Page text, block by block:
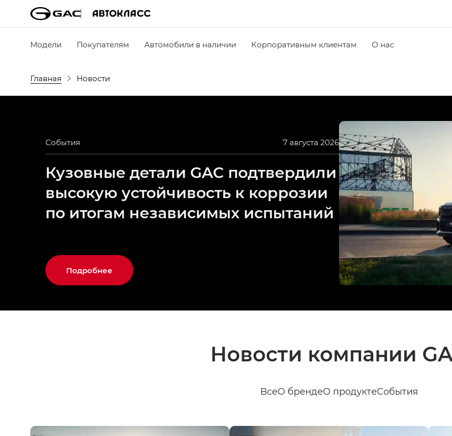
Модели Покупателям Автомобили в наличии Корпоративным клиентам О нас
Главная Новости
События 7 августа 2026
Кузовные детали GAC подтвердили
высокую устойчивость к коррозии
по итогам независимых испытаний
Подробнее
Новости компании
ВсеО брендеО продуктеСобытия